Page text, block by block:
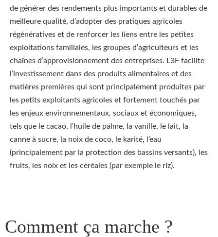
de générer des rendements plus importants et durables de
meilleure qualité, d’adopter des pratiques agricoles
régénératives et de renforcer les liens entre les petites
exploitations familiales, les groupes d’agriculteurs et les
chaînes d’approvisionnement des entreprises. L3F facilite
l’investissement dans des produits alimentaires et des
matières premières qui sont principalement produites par
les petits exploitants agricoles et fortement touchés par
les enjeux environnementaux, sociaux et économiques,
tels que le cacao, l’huile de palme, la vanille, le lait, la
canne à sucre, la noix de coco, le karité, l’eau
(principalement par la protection des bassins versants), les
fruits, les noix et les céréales (par exemple le riz).
Comment ça marche ?